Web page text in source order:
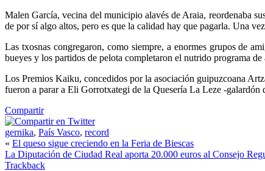
Malen García, vecina del municipio alavés de Araia, reordenaba
de por sí algo altos, pero es que la calidad hay que pagarla. Una
Las txosnas congregaron, como siempre, a enormes grupos de
bueyes y los partidos de pelota completaron el nutrido programa de
Los Premios Kaiku, concedidos por la asociación guipuzcoana
fueron a parar a Eli Gorrotxategi de la Quesería La Leze -
Compartir
gernika, País Vasco, record
« El queso sigue creciendo en la Feria de Biescas
La Diputación de Ciudad Real aporta 20.000 euros al Consejo
Trackback